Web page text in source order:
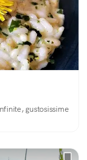
gustosissime